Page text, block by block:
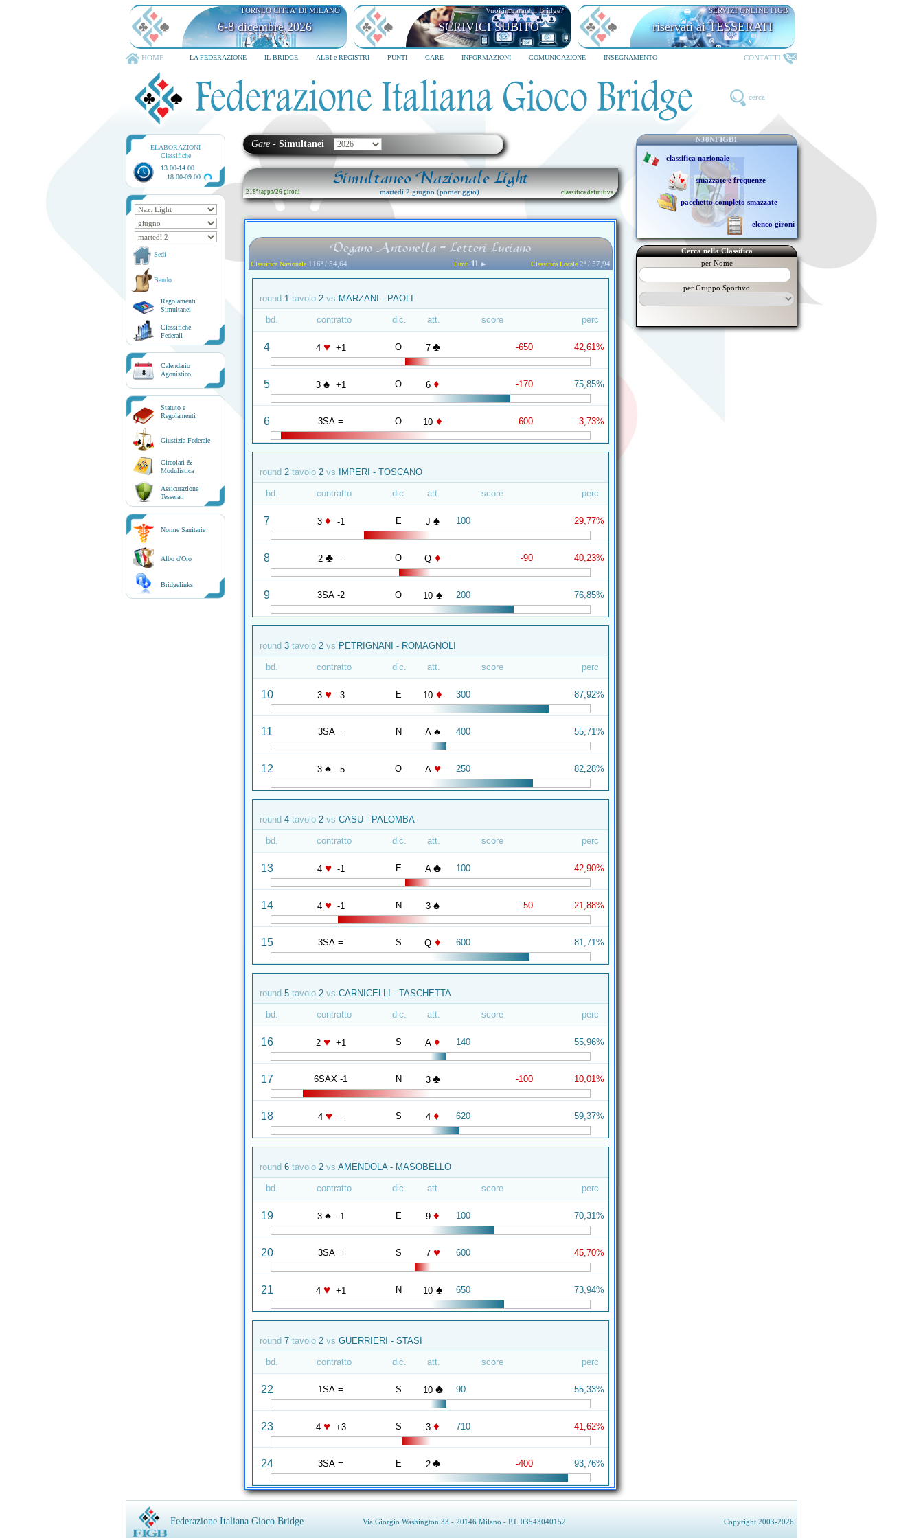
TORNEO CITTA' DI MILANO
6-8 dicembre 2026
Vuoi imparare il Bridge?
SCRIVICI SUBITO
SERVIZI ONLINE FIGB
riservati ai TESSERATI
HOME LA FEDERAZIONE IL BRIDGE ALBI e REGISTRI PUNTI GARE INFORMAZIONI COMUNICAZIONE INSEGNAMENTO CONTATTI
cerca
ELABORAZIONI
Classifiche
13.00-14.00
18.00-09.00
Sedi
Bando
Regolamenti
Simultanei
Classifiche
Federali
8
Calendario
Agonistico
Statuto e
Regolamenti
Giustizia Federale
Circolari &
Modulistica
Assicurazione
Tesserati
Norme Sanitarie
Albo d'Oro
Bridgelinks
Gare - Simultanei
Simultaneo Nazionale Light
218ª tappa/26 gironi martedì 2 giugno (pomeriggio) classifica definitiva
Degano Antonella - Letteri Luciano
Classifica Nazionale 116ª / 54,64 Punti 11 ► Classifica Locale 2ª / 57,94
round 1 tavolo 2 vs MARZANI - PAOLI
bd. contratto dic. att. score perc
4 4 ♥ +1 O 7 ♣ -650 42,61%
5 3 ♠ +1 O 6 ♦ -170 75,85%
6 3SA = O 10 ♦ -600 3,73%
round 2 tavolo 2 vs IMPERI - TOSCANO
bd. contratto dic. att. score perc
7 3 ♦ -1 E J ♠ 100 29,77%
8 2 ♣ = O Q ♦ -90 40,23%
9 3SA -2 O 10 ♠ 200 76,85%
round 3 tavolo 2 vs PETRIGNANI - ROMAGNOLI
bd. contratto dic. att. score perc
10 3 ♥ -3 E 10 ♦ 300 87,92%
11 3SA = N A ♠ 400 55,71%
12 3 ♠ -5 O A ♥ 250 82,28%
round 4 tavolo 2 vs CASU - PALOMBA
bd. contratto dic. att. score perc
13 4 ♥ -1 E A ♣ 100 42,90%
14 4 ♥ -1 N 3 ♠ -50 21,88%
15 3SA = S Q ♦ 600 81,71%
round 5 tavolo 2 vs CARNICELLI - TASCHETTA
bd. contratto dic. att. score perc
16 2 ♥ +1 S A ♦ 140 55,96%
17 6SAX -1 N 3 ♣ -100 10,01%
18 4 ♥ = S 4 ♦ 620 59,37%
round 6 tavolo 2 vs AMENDOLA - MASOBELLO
bd. contratto dic. att. score perc
19 3 ♠ -1 E 9 ♦ 100 70,31%
20 3SA = S 7 ♥ 600 45,70%
21 4 ♥ +1 N 10 ♠ 650 73,94%
round 7 tavolo 2 vs GUERRIERI - STASI
bd. contratto dic. att. score perc
22 1SA = S 10 ♣ 90 55,33%
23 4 ♥ +3 S 3 ♦ 710 41,62%
24 3SA = E 2 ♣ -400 93,76%
NJ8NFIGB1
classifica nazionale
smazzate e frequenze
pacchetto completo smazzate
elenco gironi
Cerca nella Classifica
per Nome
per Gruppo Sportivo
Federazione Italiana Gioco Bridge Via Giorgio Washington 33 - 20146 Milano - P.I. 03543040152 Copyright 2003-2026